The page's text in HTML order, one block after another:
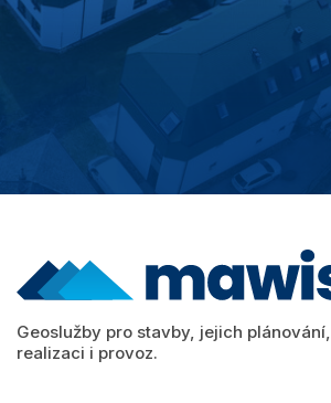
Geoslužby pro stavby, jejich plánování,
realizaci i provoz.